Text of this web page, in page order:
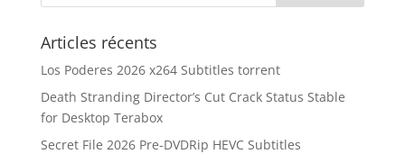
Articles récents
Los Poderes 2026 x264 Subtitles torrent
Death Stranding Director’s Cut Crack Status Stable
for Desktop Terabox
Secret File 2026 Pre-DVDRip HEVC Subtitles